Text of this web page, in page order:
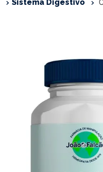
Sistema Digestivo